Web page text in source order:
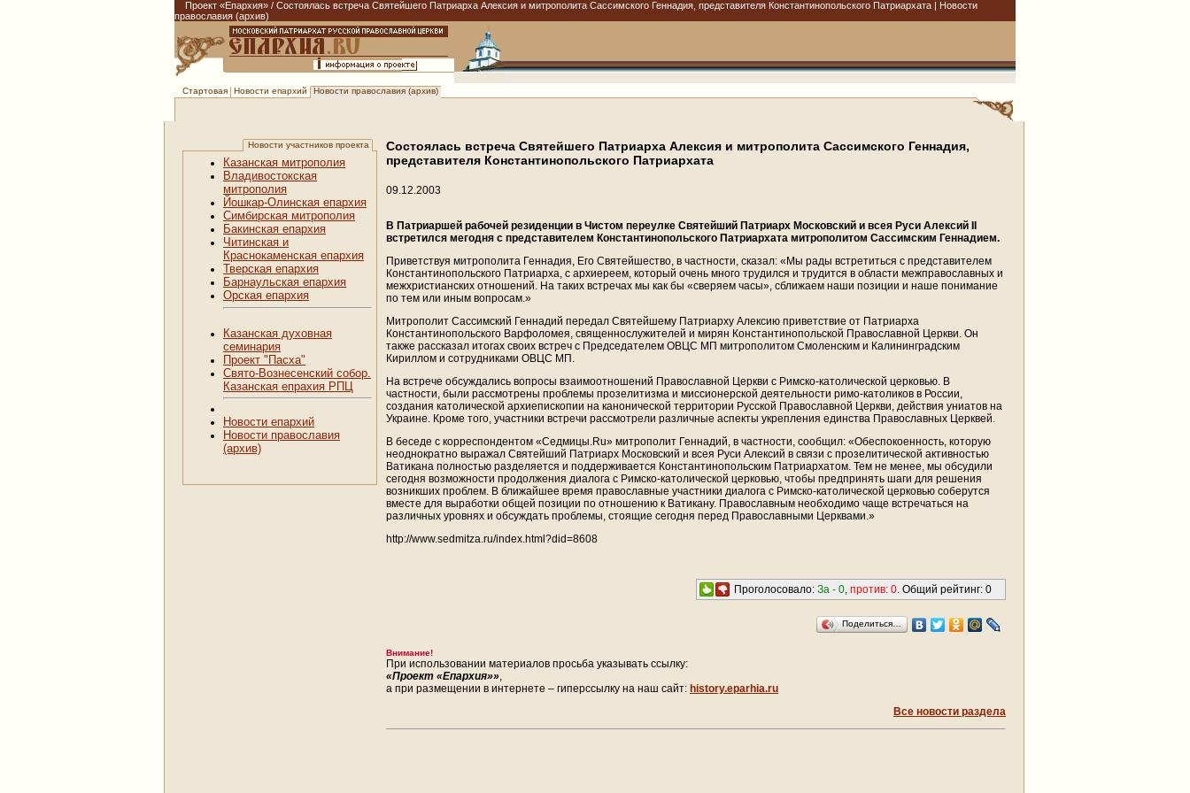
Проект «Епархия» / Состоялась встреча Святейшего Патриарха Алексия и митрополита Сассимского Геннадия, представителя Константинопольского Патриархата | Новости
православия (архив)
Стартовая Новости епархий Новости православия (архив)
Новости участников проекта
Казанская митрополия
Владивостокская
митрополия
Йошкар-Олинская епархия
Симбирская митрополия
Бакинская епархия
Читинская и
Краснокаменская епархия
Тверская епархия
Барнаульская епархия
Орская епархия
Казанская духовная
семинария
Проект "Пасха"
Свято-Вознесенский собор.
Казанская епрахия РПЦ
Новости епархий
Новости православия
(архив)
Состоялась встреча Святейшего Патриарха Алексия и митрополита Сассимского Геннадия,
представителя Константинопольского Патриархата
09.12.2003
В Патриаршей рабочей резиденции в Чистом переулке Святейший Патриарх Московский и всея Руси Алексий II
встретился мегодня с представителем Константинопольского Патриархата митрополитом Сассимским Геннадием.
Приветствуя митрополита Геннадия, Его Святейшество, в частности, сказал: «Мы рады встретиться с представителем
Константинопольского Патриарха, с архиереем, который очень много трудился и трудится в области межправославных и
межхристианских отношений. На таких встречах мы как бы «сверяем часы», сближаем наши позиции и наше понимание
по тем или иным вопросам.»
Митрополит Сассимский Геннадий передал Святейшему Патриарху Алексию приветствие от Патриарха
Константинопольского Варфоломея, священнослужителей и мирян Константинопольской Православной Церкви. Он
также рассказал итогах своих встреч с Председателем ОВЦС МП митрополитом Смоленским и Калининградским
Кириллом и сотрудниками ОВЦС МП.
На встрече обсуждались вопросы взаимоотношений Православной Церкви с Римско-католической церковью. В
частности, были рассмотрены проблемы прозелитизма и миссионерской деятельности римо-католиков в России,
создания католической архиепископии на канонической территории Русской Православной Церкви, действия униатов на
Украине. Кроме того, участники встречи рассмотрели различные аспекты укрепления единства Православных Церквей.
В беседе с корреспондентом «Седмицы.Ru» митрополит Геннадий, в частности, сообщил: «Обеспокоенность, которую
неоднократно выражал Святейший Патриарх Московский и всея Руси Алексий в связи с прозелитической активностью
Ватикана полностью разделяется и поддерживается Константинопольским Патриархатом. Тем не менее, мы обсудили
сегодня возможности продолжения диалога с Римско-католической церковью, чтобы предпринять шаги для решения
возникших проблем. В ближайшее время православные участники диалога с Римско-католической церковью соберутся
вместе для выработки общей позиции по отношению к Ватикану. Православным необходимо чаще встречаться на
различных уровнях и обсуждать проблемы, стоящие сегодня перед Православными Церквами.»
http://www.sedmitza.ru/index.html?did=8608
Проголосовало: За - 0 против: 0 . Общий рейтинг: 0
Поделиться…
Внимание!
При использовании материалов просьба указывать ссылку:
«Проект «Епархия»»
а при размещении в интернете – гиперссылку на наш сайт: history.eparhia.ru
Все новости раздела